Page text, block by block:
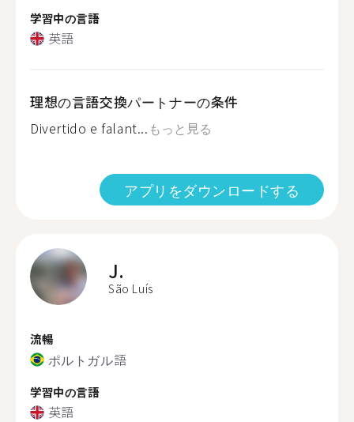
学習中の言語
英語
理想の言語交換パートナーの条件
Divertido e falant... もっと見る
アプリをダウンロードする
J.
São Luís
流暢
ポルトガル語
学習中の言語
英語